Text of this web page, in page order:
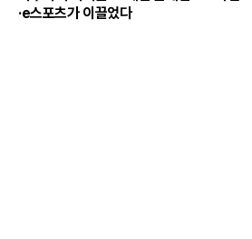
·e스포츠가 이끌었다